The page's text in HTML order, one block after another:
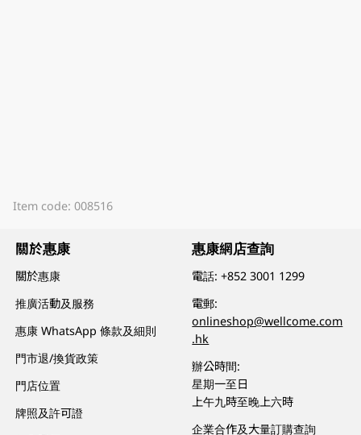
Item code: 008516
關於惠康
關於惠康
推廣活動及服務
惠康 WhatsApp 條款及細則
門市退/換貨政策
門店位置
牌照及許可證
惠康網店查詢
電話:+852 3001 1299
電郵:
onlineshop@wellcome.com
.hk
辦公時間:
星期一至日
上午九時至晚上六時
企業合作及大量訂購查詢